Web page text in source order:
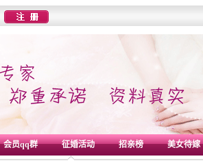
会员qq群 征婚活动 招亲榜 美女待嫁